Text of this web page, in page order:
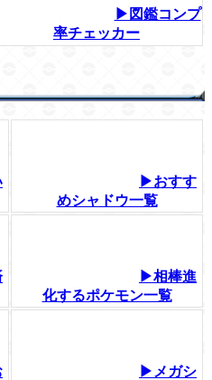
▶図鑑コンプ
率チェッカー
▶おすす
めシャドウ一覧
▶相棒進
化するポケモン一覧
▶メガシ